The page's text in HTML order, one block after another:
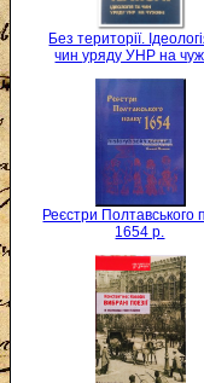
Без території.
чин уряду УНР на
Реєстри Полтавського
1654 р.